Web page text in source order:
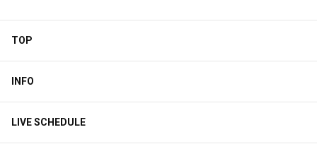
TOP
INFO
LIVE SCHEDULE